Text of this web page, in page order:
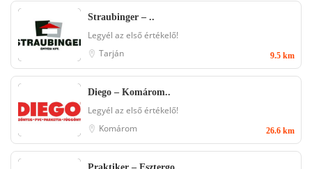
Straubinger – ..
Legyél az első értékelő!
Tarján
9.5 km
Diego – Komárom..
Legyél az első értékelő!
Komárom
26.6 km